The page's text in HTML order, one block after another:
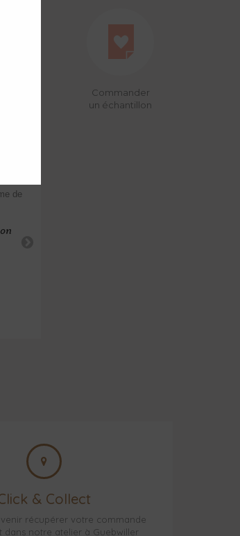
Commander
un échantillon
& Collect
venir récupérer votre commande
dans notre atelier à Guebwiller